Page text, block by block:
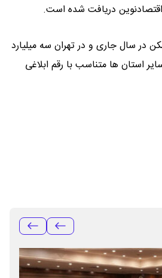
دریافت شده است.
در سال جاری و در تهران سه میلیارد
سایر استان ها متناسب با رقم ابلاغی